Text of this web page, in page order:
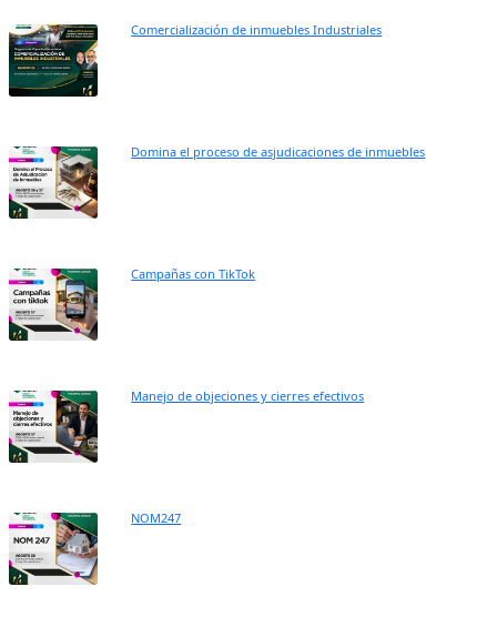
Comercialización de inmuebles Industriales
Domina el proceso de asjudicaciones de inmuebles
Campañas con TikTok
Manejo de objeciones y cierres efectivos
NOM247